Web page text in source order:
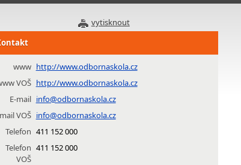
vytisknout
www http://www.odbornaskola.cz
VOŠ http://www.odbornaskola.cz
E-mail info@odbornaskola.cz
VOŠ info@odbornaskola.cz
Telefon 411 152 000
Telefon
VOŠ
411 152 000